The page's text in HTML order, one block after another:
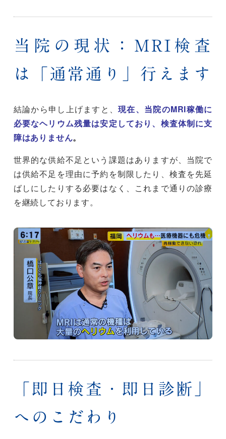
当院の現状：MRI検査
は「通常通り」行えます
結論から申し上げますと、現在、当院のMRI稼働に
必要なヘリウム残量は安定しており、検査体制に支
障はありません。
世界的な供給不足という課題はありますが、当院で
は供給不足を理由に予約を制限したり、検査を先延
ばしにしたりする必要はなく、これまで通りの診療
を継続しております。
「即日検査・即日診断」
へのこだわり